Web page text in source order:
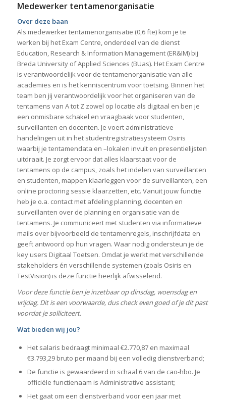
Medewerker tentamenorganisatie
Over deze baan
Als medewerker tentamenorganisatie (0,6 fte) kom je te
werken bij het Exam Centre, onderdeel van de dienst
Education, Research & Information Management (ER&IM) bij
Breda University of Applied Sciences (BUas). Het Exam Centre
is verantwoordelijk voor de tentamenorganisatie van alle
academies en is het kenniscentrum voor toetsing. Binnen het
team ben jij verantwoordelijk voor het organiseren van de
tentamens van A tot Z zowel op locatie als digitaal en ben je
een onmisbare schakel en vraagbaak voor studenten,
surveillanten en docenten. Je voert administratieve
handelingen uit in het studentregistratiesysteem Osiris
waarbij je tentamendata en –lokalen invult en presentielijsten
uitdraait. Je zorgt ervoor dat alles klaarstaat voor de
tentamens op de campus, zoals het indelen van surveillanten
en studenten, mappen klaarleggen voor de surveillanten, een
online proctoring sessie klaarzetten, etc. Vanuit jouw functie
heb je o.a. contact met afdeling planning, docenten en
surveillanten over de planning en organisatie van de
tentamens. Je communiceert met studenten via informatieve
mails over bijvoorbeeld de tentamenregels, inschrijfdata en
geeft antwoord op hun vragen. Waar nodig ondersteun je de
key users Digitaal Toetsen. Omdat je werkt met verschillende
stakeholders én verschillende systemen (zoals Osiris en
TestVision) is deze functie heerlijk afwisselend.
Voor deze functie ben je inzetbaar op dinsdag, woensdag en
vrijdag. Dit is een voorwaarde, dus check even goed of je dit past
voordat je solliciteert.
Wat bieden wij jou?
Het salaris bedraagt minimaal €2.770,87 en maximaal
€3.793,29 bruto per maand bij een volledig dienstverband;
De functie is gewaardeerd in schaal 6 van de cao-hbo. Je
officiële functienaam is Administrative assistant;
Het gaat om een dienstverband voor een jaar met